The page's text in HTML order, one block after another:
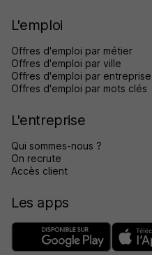
L'emploi
Offres d'emploi par métier
Offres d'emploi par ville
Offres d'emploi par entreprise
Offres d'emploi par mots clés
L'entreprise
Qui sommes-nous ?
On recrute
Accès client
Les apps